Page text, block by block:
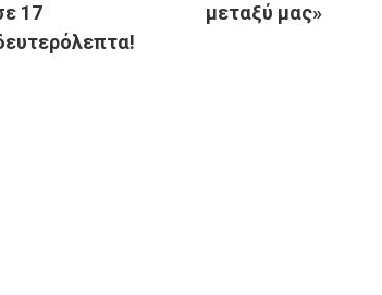
17
μεταξύ μας»